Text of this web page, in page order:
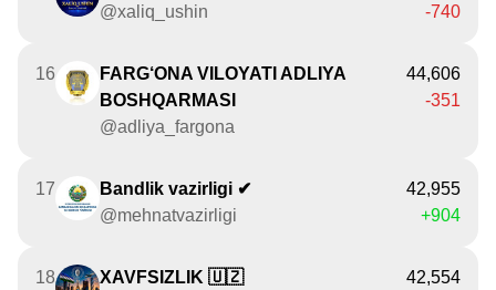
@xaliq_ushin
-740
16
FARG‘ONA VILOYATI ADLIYA
BOSHQARMASI
@adliya_fargona
44,606
-351
17
Bandlik vazirligi ✔
@mehnatvazirligi
42,955
+904
18
ХAVFSIZLIK 🇺🇿
42,554